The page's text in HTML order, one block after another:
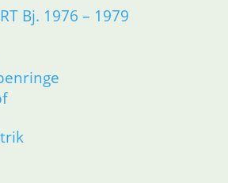
Bj. 1976 – 1979